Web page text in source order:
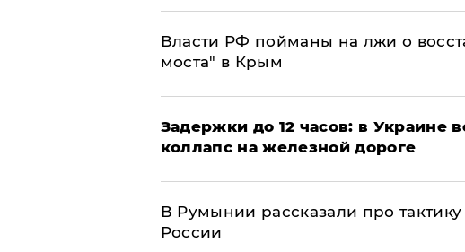
Власти РФ пойманы на лжи о
моста" в Крым
Задержки до 12 часов: в Украине
коллапс на железной дороге
В Румынии рассказали про
России